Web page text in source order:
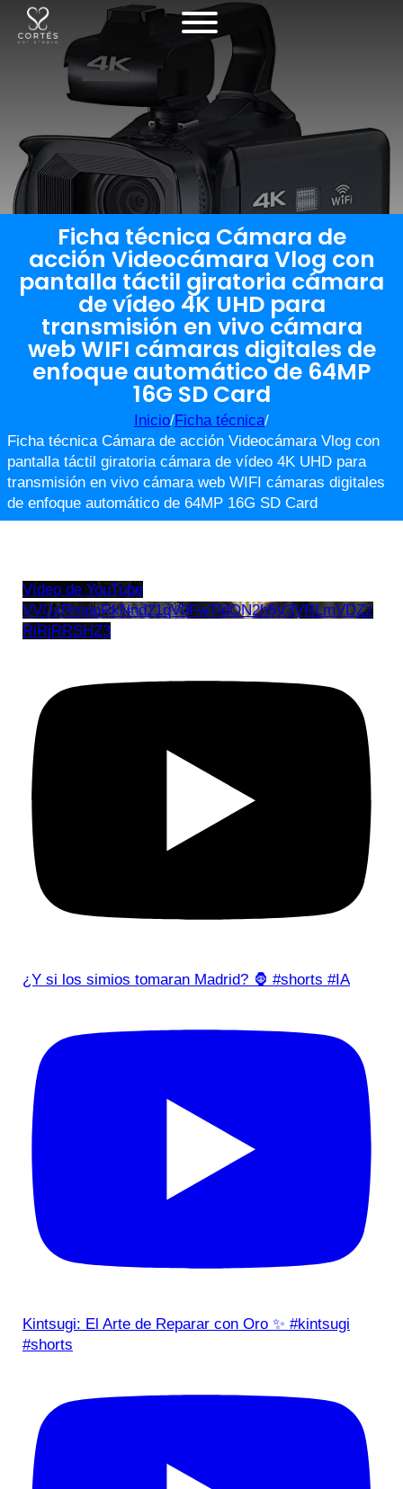
Ficha técnica Cámara de
acción Videocámara Vlog con
pantalla táctil giratoria cámara
de vídeo 4K UHD para
transmisión en vivo cámara
web WIFI cámaras digitales de
enfoque automático de 64MP
16G SD Card
Inicio/Ficha técnica/
Ficha técnica Cámara de acción Videocámara Vlog con
pantalla táctil giratoria cámara de vídeo 4K UHD para
transmisión en vivo cámara web WIFI cámaras digitales
de enfoque automático de 64MP 16G SD Card
Vídeo de YouTube
VVUxRmppRkNnd21qV0FwTldON2h5V3VRLmVDZz
RiRjRRSHZ3
¿Y si los simios tomaran Madrid? 🦍 #shorts #IA
Kintsugi: El Arte de Reparar con Oro ✨ #kintsugi
#shorts